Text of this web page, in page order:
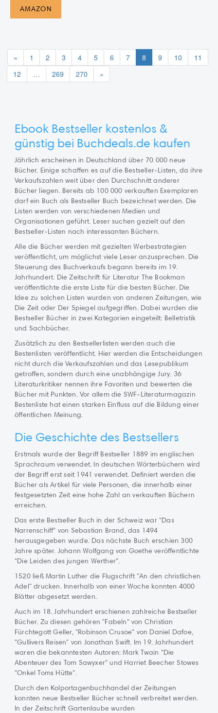
AMAZON
« 1 2 3 4 5 6 7 8 9 10
11
12
… 269 270 »
Ebook Bestseller kostenlos &
günstig bei Buchdeals.de kaufen
Jährlich erscheinen in Deutschland über 70 000 neue
Bücher. Einige schaffen es auf die Bestseller-Listen, da ihre
Verkaufszahlen weit über den Durchschnitt anderer
Bücher liegen. Bereits ab 100 000 verkauften Exemplaren
darf ein Buch als Bestseller Buch bezeichnet werden. Die
Listen werden von verschiedenen Medien und
Organisationen geführt. Leser suchen gezielt auf den
Bestseller-Listen nach interessanten Büchern.
Alle die Bücher werden mit gezielten Werbestrategien
veröffentlicht, um möglichst viele Leser anzusprechen. Die
Steuerung des Buchverkaufs begann bereits im 19.
Jahrhundert. Die Zeitschrift für Literatur The Bookman
veröffentlichte die erste Liste für die besten Bücher. Die
Idee zu solchen Listen wurden von anderen Zeitungen, wie
Die Zeit oder Der Spiegel aufgegriffen. Dabei wurden die
Bestseller Bücher in zwei Kategorien eingeteilt: Belletristik
und Sachbücher.
Zusätzlich zu den Bestsellerlisten werden auch die
Bestenlisten veröffentlicht. Hier werden die Entscheidungen
nicht durch die Verkaufszahlen und das Lesepublikum
getroffen, sondern durch eine unabhängige Jury. 36
Literaturkritiker nennen ihre Favoriten und bewerten die
Bücher mit Punkten. Vor allem die SWF-Literaturmagazin
Bestenliste hat einen starken Einfluss auf die Bildung einer
öffentlichen Meinung.
Die Geschichte des Bestsellers
Erstmals wurde der Begriff Bestseller 1889 im englischen
Sprachraum verwendet. In deutschen Wörterbüchern wird
der Begriff erst seit 1941 verwendet. Definiert werden die
Bücher als Artikel für viele Personen, die innerhalb einer
festgesetzten Zeit eine hohe Zahl an verkauften Büchern
erreichen.
Das erste Bestseller Buch in der Schweiz war "Das
Narrenschiff" von Sebastian Brand, das 1494
herausgegeben wurde. Das nächste Buch erschien 300
Jahre später. Johann Wolfgang von Goethe veröffentlichte
"Die Leiden des jungen Werther".
1520 ließ Martin Luther die Flugschrift "An den christlichen
Adel" drucken. Innerhalb von einer Woche konnten 4000
Blätter abgesetzt werden.
Auch im 18. Jahrhundert erschienen zahlreiche Bestseller
Bücher. Zu diesen gehören "Fabeln" von Christian
Fürchtegott Geller, "Robinson Crusoe" von Daniel Dafoe,
"Gullivers Reisen" von Jonathan Swift. Im 19. Jahrhundert
waren die bekanntesten Autoren: Mark Twain "Die
Abenteuer des Tom Sawyxer" und Harriet Beecher Stowes
"Onkel Toms Hütte".
Durch den Kolportagenbuchhandel der Zeitungen
konnten neue Bestseller Bücher schnell verbreitet werden.
In der Zeitschrift Gartenlaube wurden